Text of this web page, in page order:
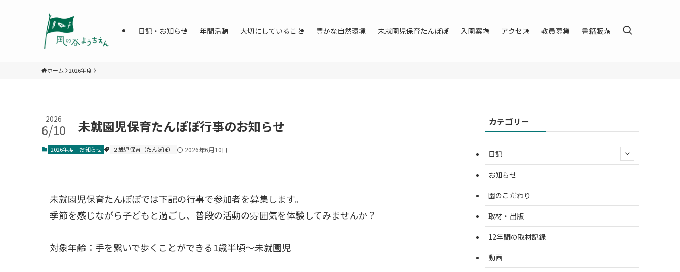
日記・お知らせ 年間活動 大切にしていること 豊かな自然環境 未就園児保育たんぽぽ 入園案内 アクセス 教員募集 書籍販売
ホーム 2026年度
未就園児保育たんぽぽ行事のお知らせ
2026
6/10
2026年度 お知らせ ２歳児保育（たんぽぽ） 2026年6月10日
未就園児保育たんぽぽでは下記の行事で参加者を募集します。
季節を感じながら子どもと過ごし、普段の活動の雰囲気を体験してみませんか？
対象年齢：手を繋いで歩くことができる1歳半頃～未就園児
カテゴリー
日記
お知らせ
園のこだわり
取材・出版
12年間の取材記録
動画